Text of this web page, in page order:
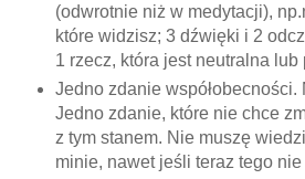
(odwrotnie niż w medytacji),
które widzisz; 3 dźwięki i 2
1 rzecz, która jest neutralna lub
Jedno zdanie współobecności.
Jedno zdanie, które nie chce
z tym stanem. Nie muszę
minie, nawet jeśli teraz tego